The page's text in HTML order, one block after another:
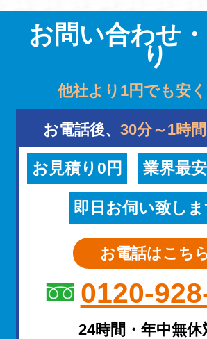
お問い合わせ
り
他社より1円でも安
お電話後、 30分～1時間
お見積り0円 業界最
即日お伺い致しま
お電話はこち
0120-
24時間・年中無休